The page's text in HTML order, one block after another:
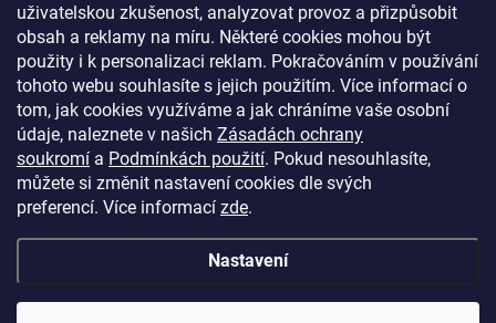
uživatelskou zkušenost, analyzovat provoz a přizpůsobit
obsah a reklamy na míru. Některé cookies mohou být
použity i k personalizaci reklam. Pokračováním v používání
tohoto webu souhlasíte s jejich použitím. Více informací o
tom, jak cookies využíváme a jak chráníme vaše osobní
údaje, naleznete v našich Zásadách ochrany
soukromí a Podmínkách použití. Pokud nesouhlasíte,
můžete si změnit nastavení cookies dle svých
preferencí. Více informací zde.
Nastavení
Skvělý rychlax
Zobrazit další hodnocení